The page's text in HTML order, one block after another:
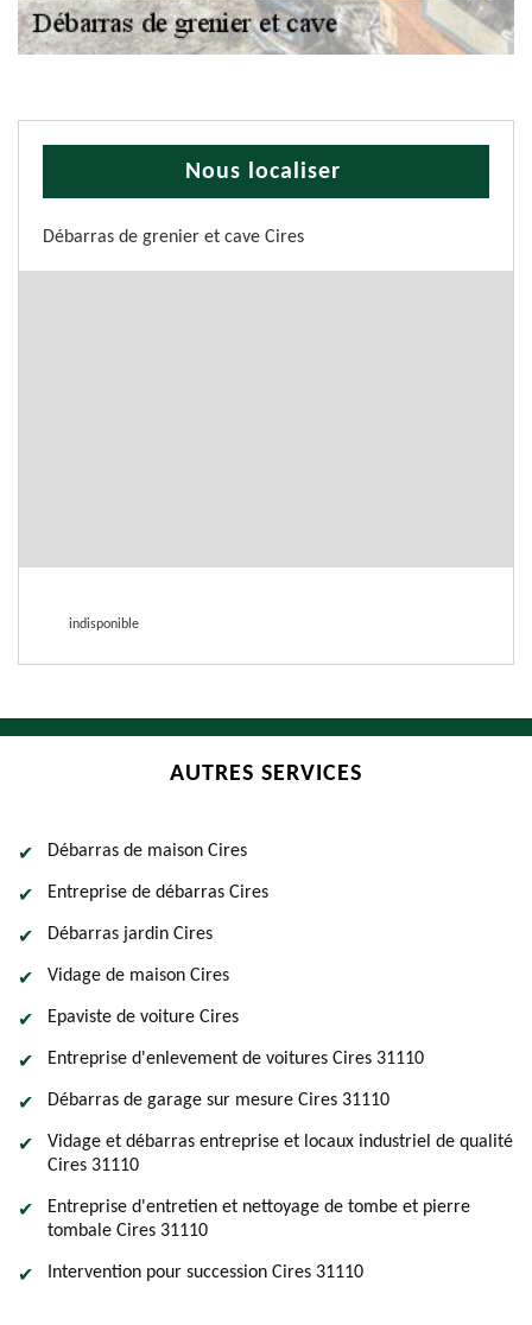
Nous localiser
Débarras de grenier et cave Cires
indisponible
AUTRES SERVICES
Débarras de maison Cires
Entreprise de débarras Cires
Débarras jardin Cires
Vidage de maison Cires
Epaviste de voiture Cires
Entreprise d'enlevement de voitures Cires 31110
Débarras de garage sur mesure Cires 31110
Vidage et débarras entreprise et locaux industriel de qualité
Cires 31110
Entreprise d'entretien et nettoyage de tombe et pierre
tombale Cires 31110
Intervention pour succession Cires 31110